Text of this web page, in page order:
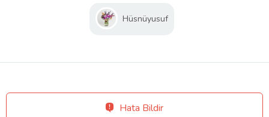
Hüsnüyusuf
Hata Bildir